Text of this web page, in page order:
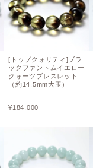
[トップクォリティ]ブラ
ックファントムイエロー
クォーツブレスレット
（約14.5mm大玉）
¥184,000